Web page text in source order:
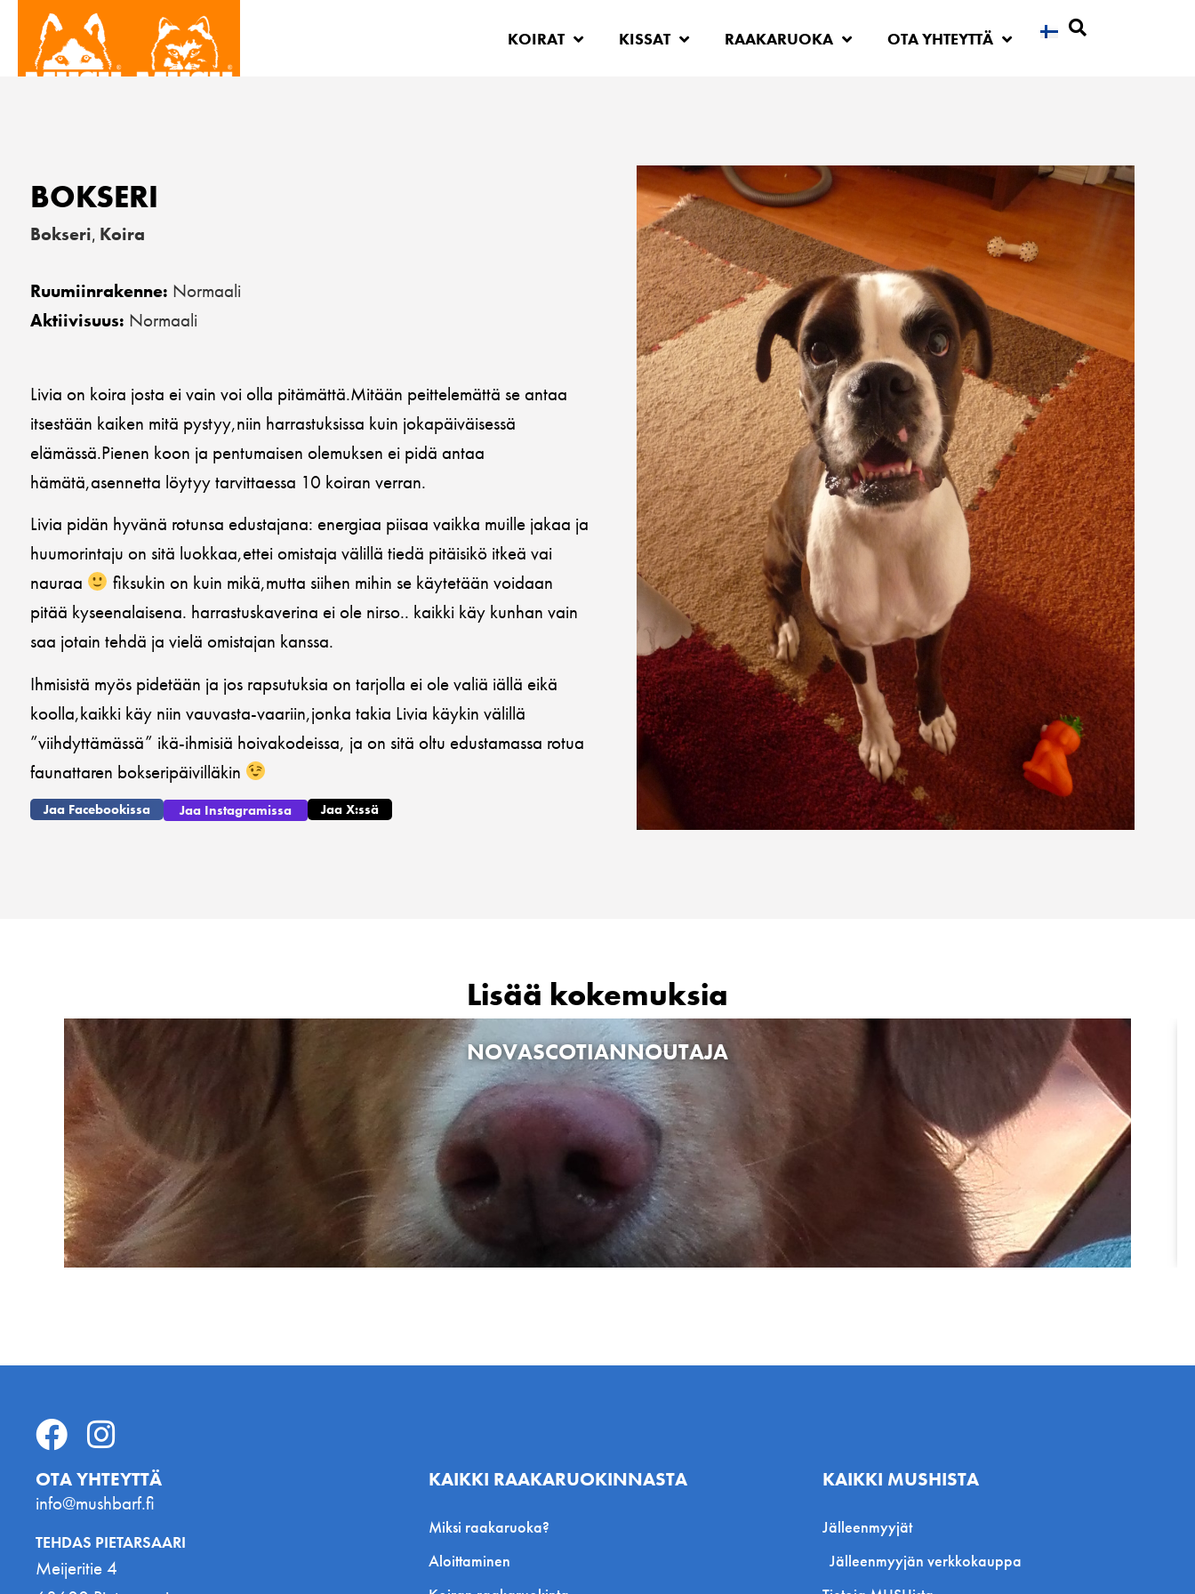
KOIRAT KISSAT RAAKARUOKA OTA YHTEYTTÄ
BOKSERI
Bokseri, Koira
Ruumiinrakenne: Normaali
Aktiivisuus: Normaali
Livia on koira josta ei vain voi olla pitämättä.Mitään peittelemättä se antaa
itsestään kaiken mitä pystyy,niin harrastuksissa kuin jokapäiväisessä
elämässä.Pienen koon ja pentumaisen olemuksen ei pidä antaa
hämätä,asennetta löytyy tarvittaessa 10 koiran verran.
Livia pidän hyvänä rotunsa edustajana: energiaa piisaa vaikka muille jakaa ja
huumorintaju on sitä luokkaa,ettei omistaja välillä tiedä pitäisikö itkeä vai
nauraa
fiksukin on kuin mikä,mutta siihen mihin se käytetään voidaan
pitää kyseenalaisena. harrastuskaverina ei ole nirso.. kaikki käy kunhan vain
saa jotain tehdä ja vielä omistajan kanssa.
Ihmisistä myös pidetään ja jos rapsutuksia on tarjolla ei ole valiä iällä eikä
koolla,kaikki käy niin vauvasta-vaariin,jonka takia Livia käykin välillä
”viihdyttämässä” ikä-ihmisiä hoivakodeissa, ja on sitä oltu edustamassa rotua
faunattaren bokseripäivilläkin
Jaa Facebookissa Jaa Instagramissa Jaa X:ssä
Lisää kokemuksia
NOVASCOTIANNOUTAJA
OTA YHTEYTTÄ
info@mushbarf.fi
TEHDAS PIETARSAARI
Meijeritie 4
KAIKKI RAAKARUOKINNASTA
Miksi raakaruoka?
Aloittaminen
KAIKKI MUSHISTA
Jälleenmyyjät
Jälleenmyyjän verkkokauppa